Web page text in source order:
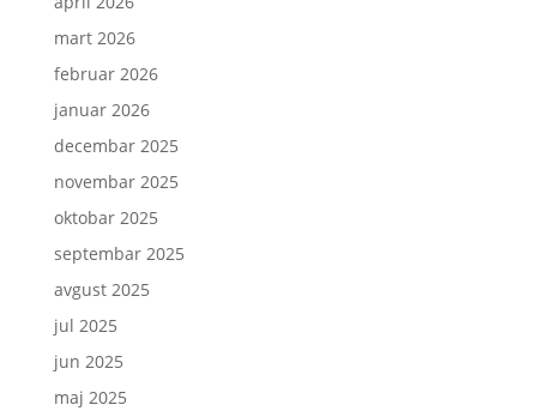
mart 2026
februar 2026
januar 2026
decembar 2025
novembar 2025
oktobar 2025
septembar 2025
avgust 2025
jul 2025
jun 2025
maj 2025